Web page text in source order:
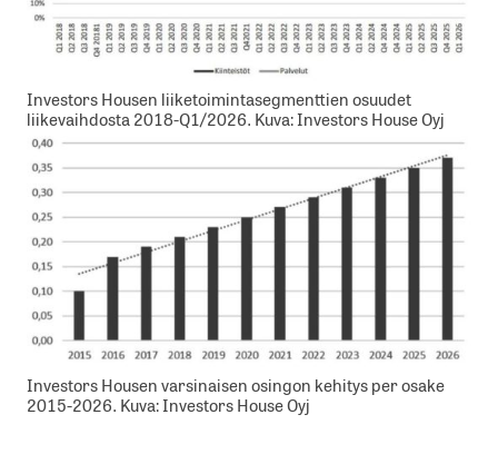
Investors Housen liiketoimintasegmenttien osuudet
liikevaihdosta 2018-Q1/2026. Kuva: Investors House Oyj
Investors Housen varsinaisen osingon kehitys per osake
2015-2026. Kuva: Investors House Oyj